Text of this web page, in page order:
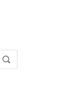
VYHLEDÁVÁNÍ